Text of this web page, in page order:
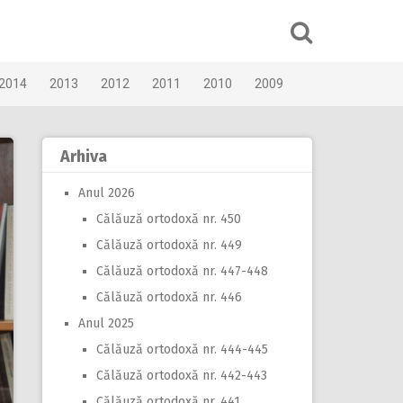
2013 2012 2011 2010 2009
Arhiva
Anul 2026
Călăuză ortodoxă nr. 450
Călăuză ortodoxă nr. 449
Călăuză ortodoxă nr. 447-448
Călăuză ortodoxă nr. 446
Anul 2025
Călăuză ortodoxă nr. 444-445
Călăuză ortodoxă nr. 442-443